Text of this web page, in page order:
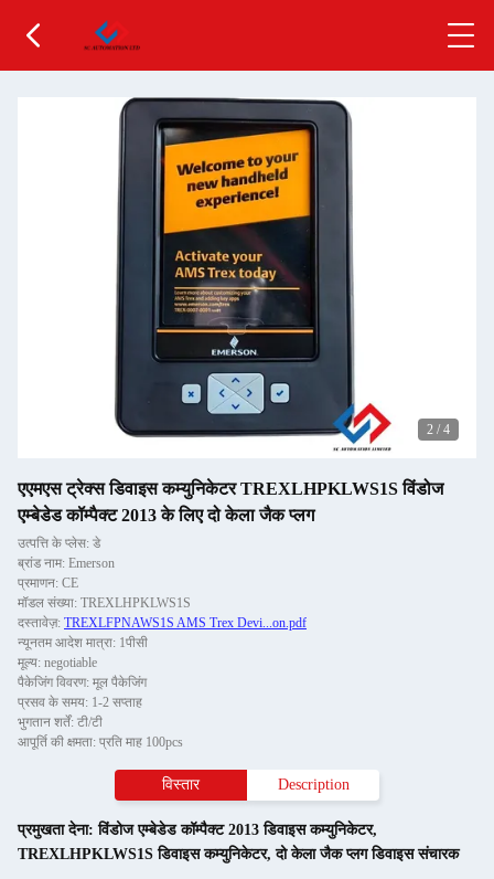
2 / 4
एएमएस ट्रेक्स डिवाइस कम्युनिकेटर TREXLHPKLWS1S विंडोज
एम्बेडेड कॉम्पैक्ट 2013 के लिए दो केला जैक प्लग
उत्पत्ति के प्लेस: डे
ब्रांड नाम: Emerson
प्रमाणन: CE
मॉडल संख्या: TREXLHPKLWS1S
दस्तावेज़: TREXLFPNAWS1S AMS Trex Devi...on.pdf
न्यूनतम आदेश मात्रा: 1पीसी
मूल्य: negotiable
पैकेजिंग विवरण: मूल पैकेजिंग
प्रसव के समय: 1-2 सप्ताह
भुगतान शर्तें: टी/टी
आपूर्ति की क्षमता: प्रति माह 100pcs
विस्तार Description
प्रमुखता देना:विंडोज एम्बेडेड कॉम्पैक्ट 2013 डिवाइस कम्युनिकेटर,
TREXLHPKLWS1S डिवाइस कम्युनिकेटर,दो केला जैक प्लग डिवाइस संचारक